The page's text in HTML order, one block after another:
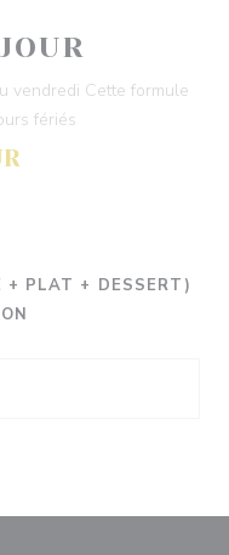
vendredi Cette formule
fériés
+ PLAT + DESSERT)